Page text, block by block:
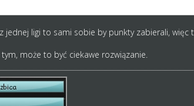
jednej ligi to sami sobie by punkty zabierali,
może to być ciekawe rozwiązanie.